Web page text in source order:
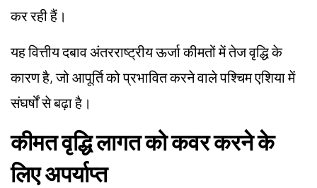
कर रही हैं।
यह वित्तीय दबाव अंतरराष्ट्रीय ऊर्जा कीमतों में तेज वृद्धि के
कारण है, जो आपूर्ति को प्रभावित करने वाले पश्चिम एशिया में
संघर्षों से बढ़ा है।
कीमत वृद्धि लागत को कवर करने के
लिए अपर्याप्त